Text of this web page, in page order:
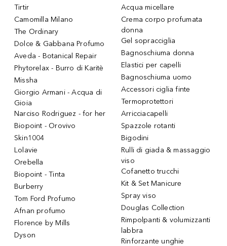
Tirtir
Camomilla Milano
The Ordinary
Dolce & Gabbana Profumo
Aveda - Botanical Repair
Phytorelax - Burro di Karitè
Missha
Giorgio Armani - Acqua di
Gioia
Narciso Rodriguez - for her
Biopoint - Orovivo
Skin1004
Lolavie
Orebella
Biopoint - Tinta
Burberry
Tom Ford Profumo
Afnan profumo
Florence by Mills
Dyson
Acqua micellare
Crema corpo profumata
donna
Gel sopracciglia
Bagnoschiuma donna
Elastici per capelli
Bagnoschiuma uomo
Accessori ciglia finte
Termoprotettori
Arricciacapelli
Spazzole rotanti
Bigodini
Rulli di giada & massaggio
viso
Cofanetto trucchi
Kit & Set Manicure
Spray viso
Douglas Collection
Rimpolpanti & volumizzanti
labbra
Rinforzante unghie